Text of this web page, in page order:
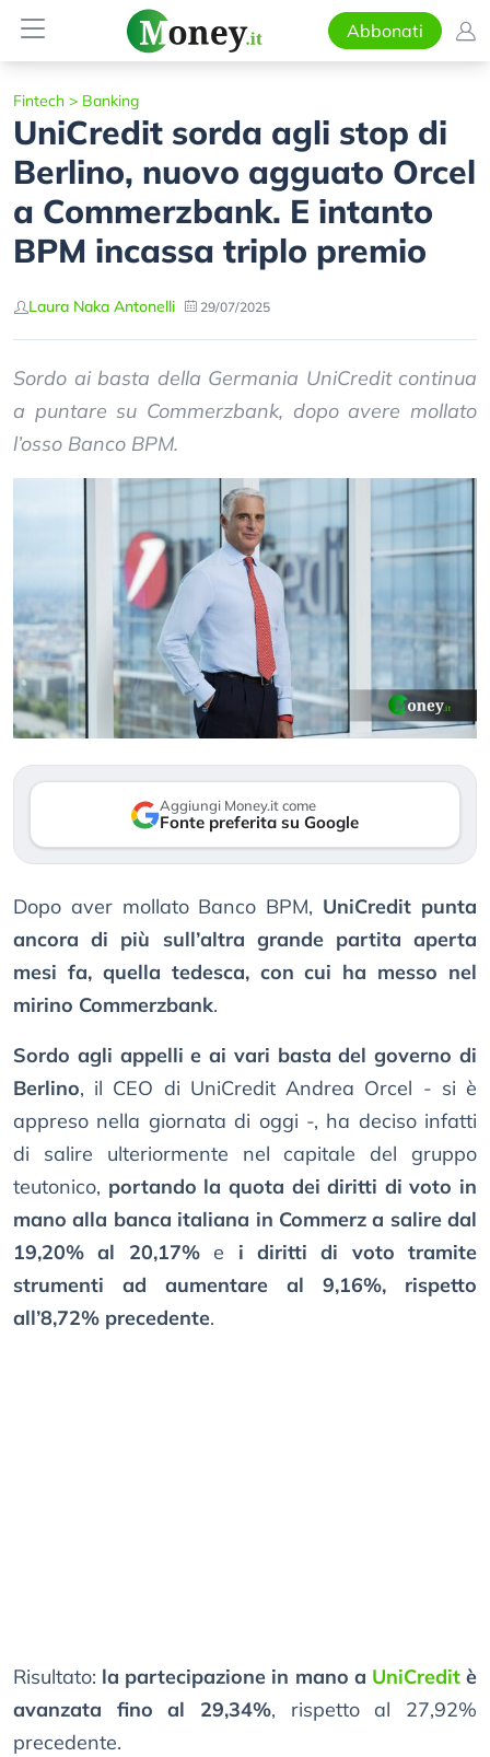
Abbonati
Fintech > Banking
UniCredit sorda agli stop di
Berlino, nuovo agguato Orcel
a Commerzbank. E intanto
BPM incassa triplo premio
Laura Naka Antonelli 29/07/2025
Sordo ai basta della Germania UniCredit continua
a puntare su Commerzbank, dopo avere mollato
l’osso Banco BPM.
Aggiungi Money.it come
Fonte preferita su Google
Dopo aver mollato Banco BPM, UniCredit punta
ancora di più sull’altra grande partita aperta
mesi fa, quella tedesca, con cui ha messo nel
mirino Commerzbank.
Sordo agli appelli e ai vari basta del governo di
Berlino, il CEO di UniCredit Andrea Orcel - si è
appreso nella giornata di oggi -, ha deciso infatti
di salire ulteriormente nel capitale del gruppo
teutonico, portando la quota dei diritti di voto in
mano alla banca italiana in Commerz a salire dal
19,20% al 20,17%e i diritti di voto tramite
strumenti ad aumentare al 9,16%, rispetto
all’8,72% precedente.
Risultato: la partecipazione in mano a UniCreditè
avanzata fino al 29,34%, rispetto al 27,92%
precedente.